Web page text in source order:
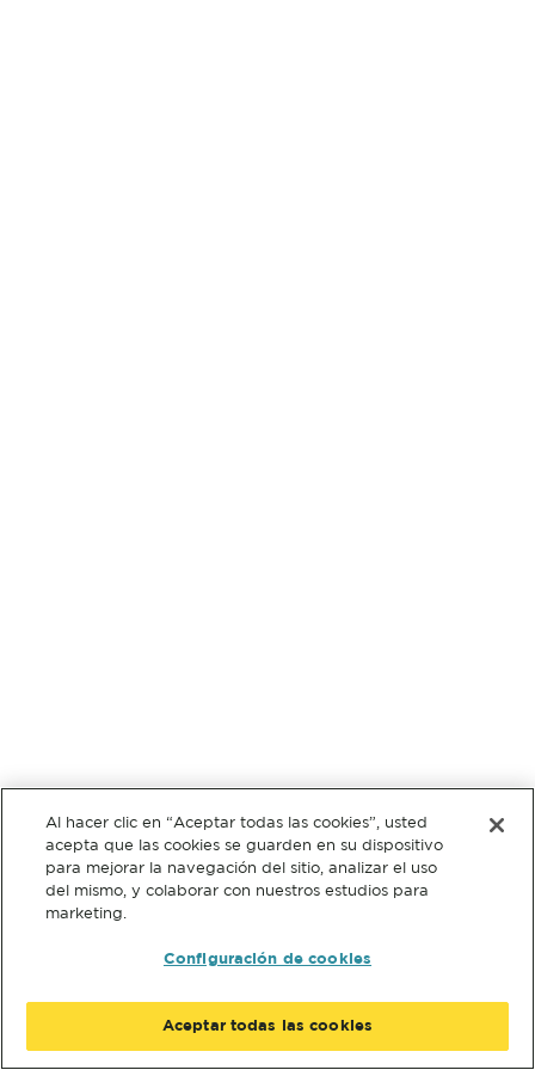
Al hacer clic en “Aceptar todas las cookies”, usted
acepta que las cookies se guarden en su dispositivo
para mejorar la navegación del sitio, analizar el uso
del mismo, y colaborar con nuestros estudios para
marketing.
Configuración de cookies
Aceptar todas las cookies